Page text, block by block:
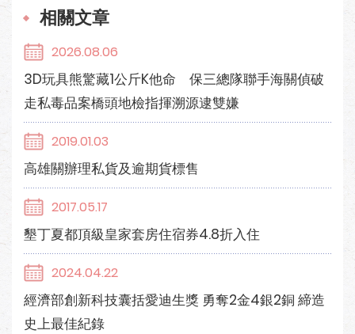
相關文章
2026.08.06
3D玩具熊驚藏1公斤K他命 保三總隊聯手海關偵破
走私毒品案橋頭地檢指揮溯源逮雙嫌
2019.01.03
高雄關辦理私貨及逾期貨標售
2017.05.17
墾丁夏都頂級皇家套房住宿券4.8折入住
2024.04.22
經濟部創新科技囊括愛迪生獎 勇奪2金4銀2銅 締造
史上最佳紀錄